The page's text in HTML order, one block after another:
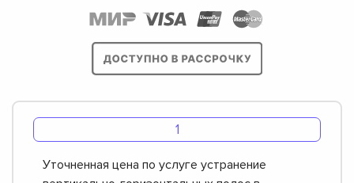
Уточненная цена по услуге устранение